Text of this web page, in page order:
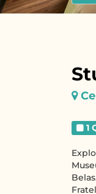
1